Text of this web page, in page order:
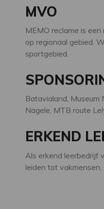
MVO
MEMO reclame is
op regionaal gebied.
sportgebied.
Batavialand, Museum
Nagele, MTB route
ERKEND
Als erkend leerbedrijf
leiden tot vakmensen.